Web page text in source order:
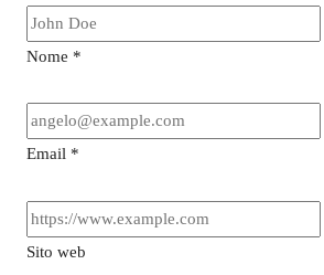
Nome *
Email *
Sito web